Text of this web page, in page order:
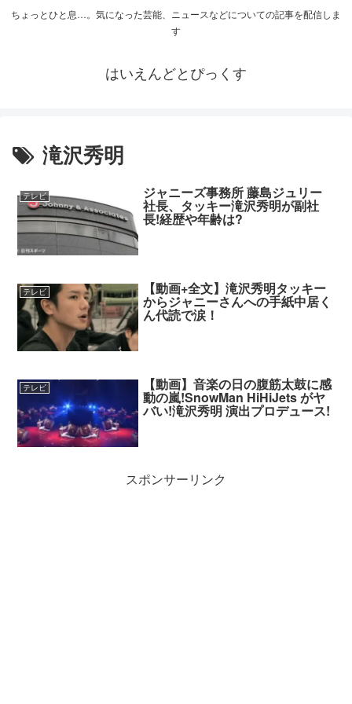
ちょっとひと息…。気になった芸能、ニュースなどについての記事を配信しま
す
はいえんどとぴっくす
滝沢秀明
テレビ ジャニーズ事務所 藤島ジュリー
社長、タッキー滝沢秀明が副社
長!経歴や年齢は?
テレビ 【動画+全文】滝沢秀明タッキー
からジャニーさんへの手紙中居く
ん代読で涙！
テレビ 【動画】音楽の日の腹筋太鼓に感
動の嵐!SnowMan HiHiJets がヤ
バい!滝沢秀明 演出プロデュース!
スポンサーリンク